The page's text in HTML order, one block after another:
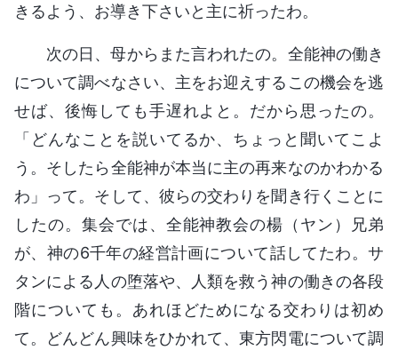
きるよう、お導き下さいと主に祈ったわ。
次の日、母からまた言われたの。全能神の働き
について調べなさい、主をお迎えするこの機会を逃
せば、後悔しても手遅れよと。だから思ったの。
「どんなことを説いてるか、ちょっと聞いてこよ
う。そしたら全能神が本当に主の再来なのかわかる
わ」って。そして、彼らの交わりを聞き行くことに
したの。集会では、全能神教会の楊（ヤン）兄弟
が、神の6千年の経営計画について話してたわ。サ
タンによる人の堕落や、人類を救う神の働きの各段
階についても。あれほどためになる交わりは初め
て。どんどん興味をひかれて、東方閃電について調